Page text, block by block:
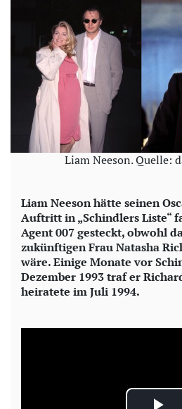
Liam Neeson. Quelle:
Liam Neeson hätte seinen
Auftritt in „Schindlers Liste“
Agent 007 gesteckt, obwohl
zukünftigen Frau Natasha
wäre. Einige Monate vor
Dezember 1993 traf er
heiratete im Juli 1994.